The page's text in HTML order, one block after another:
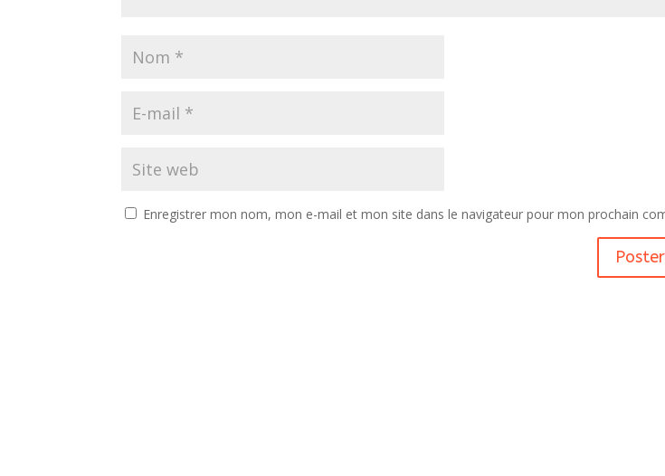
Enregistrer mon nom, mon e-mail et mon site dans le navigateur pour mon prochain